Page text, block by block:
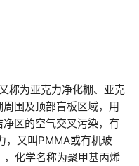
称为亚克力净化棚、亚克
围及顶部盲板区域，用
区的空气交叉污染，有
，又叫PMMA或有机玻
化学名称为聚甲基丙烯